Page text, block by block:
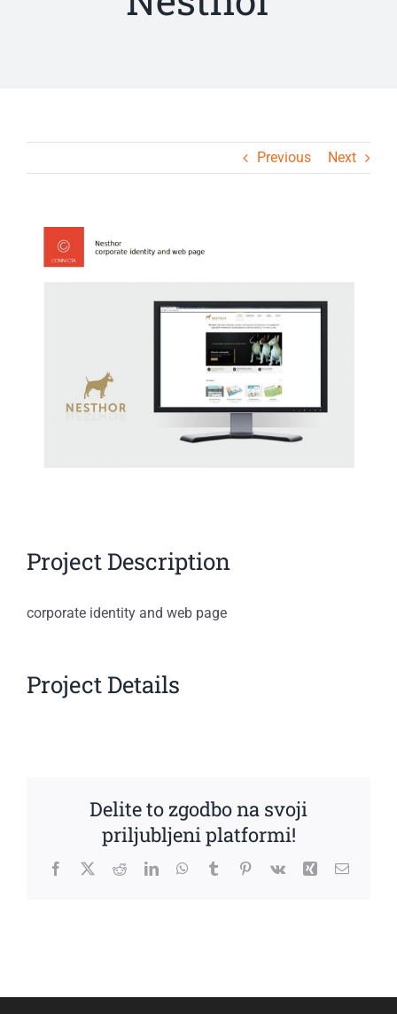
Previous Next
Larger
Project Description
corporate identity and web page
Project Details
Delite to zgodbo na svoji
priljubljeni platformi!
Facebook
X RedditLinkedInWhatsApp
TumblrPinterest
Vk Xing Email